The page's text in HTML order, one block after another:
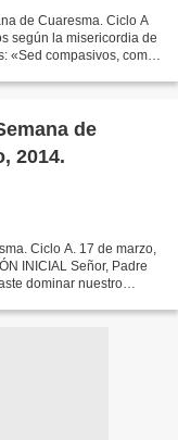
de Cuaresma. Ciclo A
según la misericordia de
«Sed compasivos, como
de
2014.
Ciclo A. 17 de marzo,
INICIAL Señor, Padre
dominar nuestro